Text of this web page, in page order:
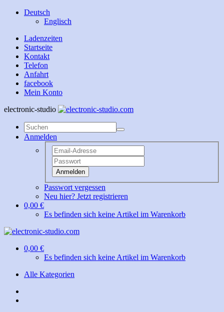
Deutsch
Englisch
Ladenzeiten
Startseite
Kontakt
Telefon
Anfahrt
facebook
Mein Konto
electronic-studio
Anmelden
Anmelden
Passwort vergessen
Neu hier? Jetzt registrieren
0,00 €
Es befinden sich keine Artikel im Warenkorb
0,00 €
Es befinden sich keine Artikel im Warenkorb
Alle Kategorien